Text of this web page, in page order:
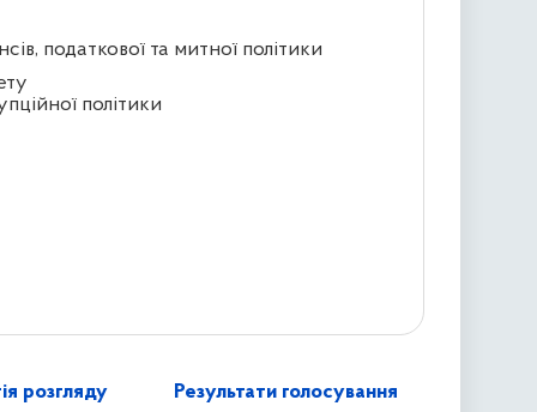
податкової та митної політики
політики
розгляду Результати голосування